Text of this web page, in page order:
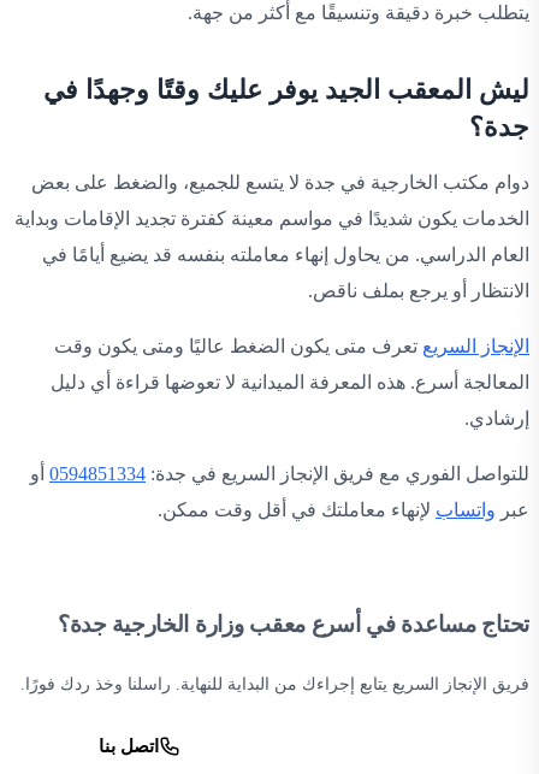
يتطلب خبرة دقيقة وتنسيقًا مع أكثر من جهة.
ليش المعقب الجيد يوفر عليك وقتًا وجهدًا في
جدة؟
دوام مكتب الخارجية في جدة لا يتسع للجميع، والضغط على بعض
الخدمات يكون شديدًا في مواسم معينة كفترة تجديد الإقامات وبداية
العام الدراسي. من يحاول إنهاء معاملته بنفسه قد يضيع أيامًا في
الانتظار أو يرجع بملف ناقص.
الإنجاز السريع تعرف متى يكون الضغط عاليًا ومتى يكون وقت
المعالجة أسرع. هذه المعرفة الميدانية لا تعوضها قراءة أي دليل
إرشادي.
للتواصل الفوري مع فريق الإنجاز السريع في جدة: 0594851334 أو
عبر واتساب لإنهاء معاملتك في أقل وقت ممكن.
تحتاج مساعدة في أسرع معقب وزارة الخارجية جدة؟
فريق الإنجاز السريع يتابع إجراءك من البداية للنهاية. راسلنا وخذ ردك فورًا.
اتصل بنا